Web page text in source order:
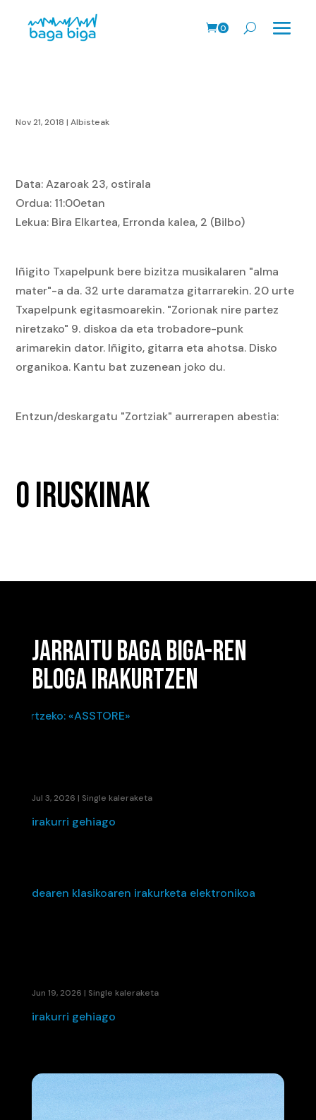
0
Nov 21, 2018 |Albisteak
Data: Azaroak 23, ostirala
Ordua: 11:00etan
Lekua: Bira Elkartea, Erronda kalea, 2 (Bilbo)
Iñigito Txapelpunk bere bizitza musikalaren "alma
mater"-a da. 32 urte daramatza gitarrarekin. 20 urte
Txapelpunk egitasmoarekin. "Zorionak nire partez
niretzako" 9. diskoa da eta trobadore-punk
arimarekin dator. Iñigito, gitarra eta ahotsa. Disko
organikoa. Kantu bat zuzenean joko du.
Entzun/deskargatu "Zortziak" aurrerapen abestia:
0 IRUSKINAK
JARRAITU BAGA BIGA-REN
BLOGA IRAKURTZEN
Jul 3, 2026 | Single kaleraketa
irakurri gehiago
Jun 19, 2026 | Single kaleraketa
irakurri gehiago